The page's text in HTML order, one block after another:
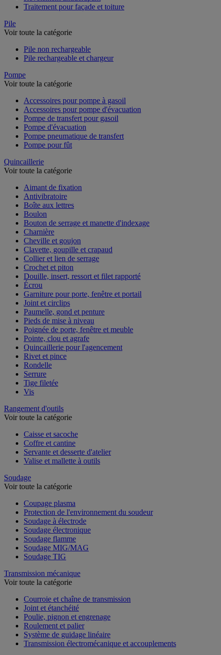
Traitement pour façade et toiture
Pile
Voir toute la catégorie
Pile non rechargeable
Pile rechargeable et chargeur
Pompe
Voir toute la catégorie
Accessoires pour pompe à gasoil
Accessoires pour pompe d'évacuation
Pompe de transfert pour gasoil
Pompe d'évacuation
Pompe pneumatique de transfert
Pompe pour fût
Quincaillerie
Voir toute la catégorie
Aimant de fixation
Antivibratoire
Boîte aux lettres
Boulon
Bouton de serrage et manette d'indexage
Charnière
Cheville et goujon
Clavette, goupille et crapaud
Collier et lien de serrage
Crochet et piton
Douille, insert, ressort et filet rapporté
Écrou
Garniture pour porte, fenêtre et portail
Joint et circlips
Paumelle, gond et penture
Pieds de mise à niveau
Poignée de porte, fenêtre et meuble
Pointe, clou et agrafe
Quincaillerie pour l'agencement
Rivet et pince
Rondelle
Serrure
Tige filetée
Vis
Rangement d'outils
Voir toute la catégorie
Caisse et sacoche
Coffre et cantine
Servante et desserte d'atelier
Valise et mallette à outils
Soudage
Voir toute la catégorie
Coupage plasma
Protection de l'environnement du soudeur
Soudage à électrode
Soudage électronique
Soudage flamme
Soudage MIG/MAG
Soudage TIG
Transmission mécanique
Voir toute la catégorie
Courroie et chaîne de transmission
Joint et étanchéité
Poulie, pignon et engrenage
Roulement et palier
Système de guidage linéaire
Transmission électromécanique et accouplements